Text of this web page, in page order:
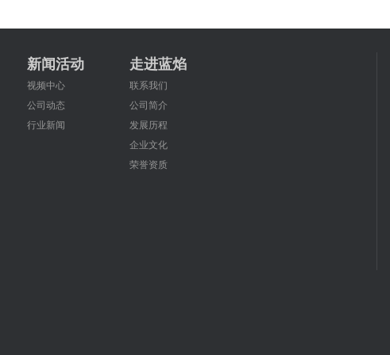
新闻活动
视频中心
公司动态
行业新闻
走进蓝焰
联系我们
公司简介
发展历程
企业文化
荣誉资质